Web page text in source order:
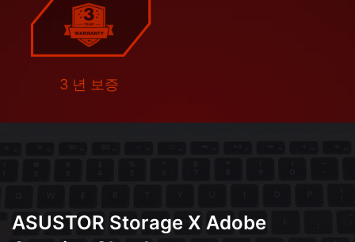
3 년 보증
ASUSTOR Storage X Adobe